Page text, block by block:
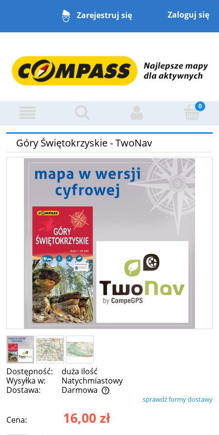
Zarejestruj się Zaloguj się
Góry Świętokrzyskie - TwoNav
Dostępność:
duża ilość
Wysyłka w:
Natychmiastowy
Dostawa:
Darmowa
Cena nie zawiera ewentualnych kosztów płatnościsprawdź formy dostawy
Cena: 16,00 zł